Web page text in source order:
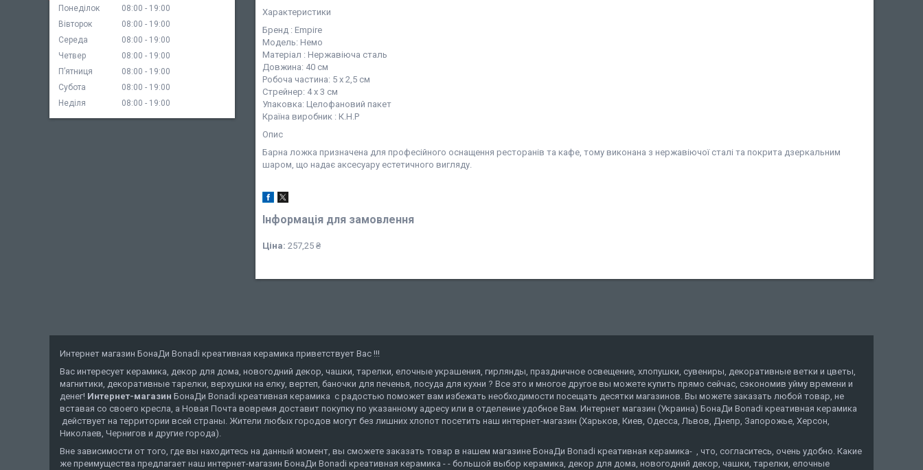
Характеристики
Бренд : Empire
Модель: Немо
Матеріал : Нержавіюча сталь
Довжина: 40 см
Робоча частина: 5 х 2,5 см
Стрейнер: 4 х 3 см
Упаковка: Целофановий пакет
Країна виробник : К.Н.Р
Опис
Барна ложка призначена для професійного оснащення ресторанів та кафе, тому виконана з нержавіючої сталі та покрита дзеркальним
шаром, що надає аксесуару естетичного вигляду.
Інформація для замовлення
Ціна: 257,25 ₴
Понеділок 08:00
19:00
Вівторок
08:00
19:00
Середа
08:00
19:00
Четвер
08:00
19:00
Пʼятниця
08:00
19:00
Субота
08:00
19:00
Неділя
08:00 19:00
Интернет магазин БонаДи Bonadi креативная керамика приветствует Вас !!!
Вас интересует керамика, декор для дома, новогодний декор, чашки, тарелки, елочные украшения, гирлянды, праздничное освещение, хлопушки, сувениры, декоративные ветки и цветы,
магнитики, декоративные тарелки, верхушки на елку, вертеп, баночки для печенья, посуда для кухни ? Все это и многое другое вы можете купить прямо сейчас, сэкономив уйму времени и
денег! Интернет-магазин БонаДи Bonadi креативная керамика с радостью поможет вам избежать необходимости посещать десятки магазинов. Вы можете заказать любой товар, не
вставая со своего кресла, а Новая Почта вовремя доставит покупку по указанному адресу или в отделение удобное Вам. Интернет магазин (Украина) БонаДи Bonadi креативная керамика
действует на территории всей страны. Жители любых городов могут без лишних хлопот посетить наш интернет-магазин (Харьков, Киев, Одесса, Львов, Днепр, Запорожье, Херсон,
Николаев, Чернигов и другие города).
Вне зависимости от того, где вы находитесь на данный момент, вы сможете заказать товар в нашем магазине БонаДи Bonadi креативная керамика- , что, согласитесь, очень удобно. Какие
же преимущества предлагает наш интернет-магазин БонаДи Bonadi креативная керамика - - большой выбор керамика, декор для дома, новогодний декор, чашки, тарелки, елочные